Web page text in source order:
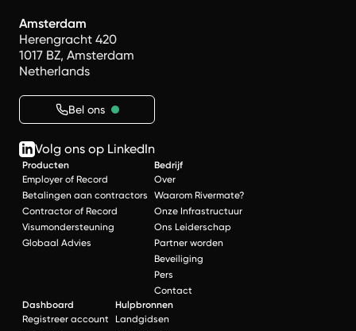
Amsterdam
Herengracht 420
1017 BZ, Amsterdam
Netherlands
Bel ons
Volg ons op LinkedIn
Producten
Employer of Record
Betalingen aan contractors
Contractor of Record
Visumondersteuning
Globaal Advies
Bedrijf
Over
Waarom Rivermate?
Onze Infrastructuur
Ons Leiderschap
Partner worden
Beveiliging
Pers
Contact
Dashboard
Registreer account
Hulpbronnen
Landgidsen